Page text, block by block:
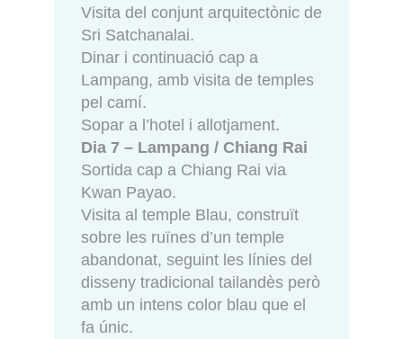
Visita del conjunt arquitectònic de
Sri Satchanalai.
Dinar i continuació cap a
Lampang, amb visita de temples
pel camí.
Sopar a l’hotel i allotjament.
Dia 7 – Lampang / Chiang Rai
Sortida cap a Chiang Rai via
Kwan Payao.
Visita al temple Blau, construït
sobre les ruïnes d’un temple
abandonat, seguint les línies del
disseny tradicional tailandès però
amb un intens color blau que el
fa únic.